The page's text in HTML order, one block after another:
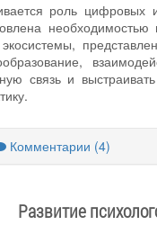
роль цифровых
связь и
Комментарии (4)
Развитие